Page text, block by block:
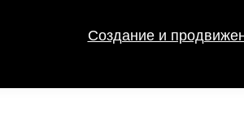
Создание и